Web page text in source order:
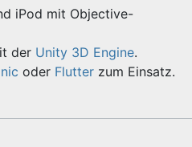
iPod mit Objective-
der Unity 3D Engine.
oder Flutter zum Einsatz.